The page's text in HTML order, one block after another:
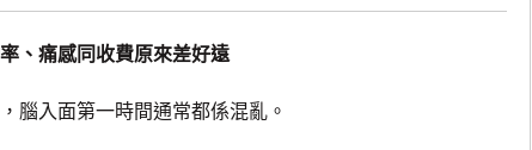
、痛感同收費原來差好遠
入面第一時間通常都係混亂。